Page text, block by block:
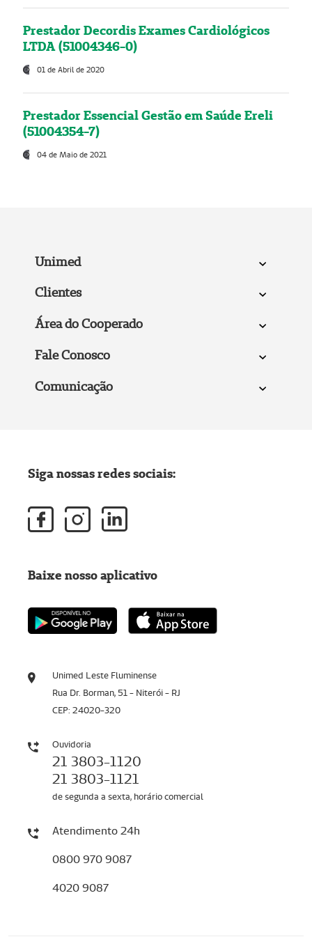
Prestador Decordis Exames Cardiológicos
LTDA (51004346-0)
01 de Abril de 2020
Prestador Essencial Gestão em Saúde Ereli
(51004354-7)
04 de Maio de 2021
Unimed
Clientes
Área do Cooperado
Fale Conosco
Comunicação
Unimed Leste Fluminense
Rua Dr. Borman, 51 - Niterói - RJ
CEP: 24020-320
Ouvidoria
21 3803-1120
21 3803-1121
de segunda a sexta, horário comercial
Atendimento 24h
0800 970 9087
4020 9087
Siga nossas redes sociais:
Baixe nosso aplicativo